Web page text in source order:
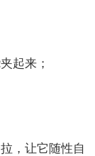
起来；
，让它随性自